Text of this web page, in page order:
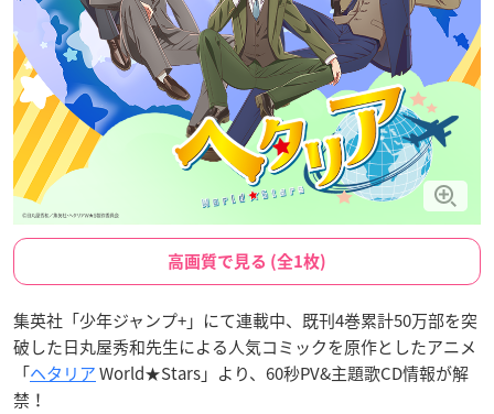
高画質で見る (全1枚)
集英社「少年ジャンプ+」にて連載中、既刊4巻累計50万部を突
破した日丸屋秀和先生による人気コミックを原作としたアニメ
「ヘタリアWorld★Stars」より、60秒PV&主題歌CD情報が解
禁！